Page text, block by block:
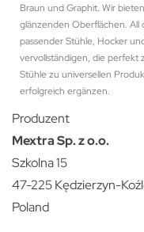
Braun und Graphit. Wir
glänzenden Oberflächen. All
passender Stühle, Hocker
vervollständigen, die perfekt
Stühle zu universellen
erfolgreich ergänzen.
Produzent
Mextra Sp. z o.o.
Szkolna 15
47-225 Kędzierzyn-
Poland